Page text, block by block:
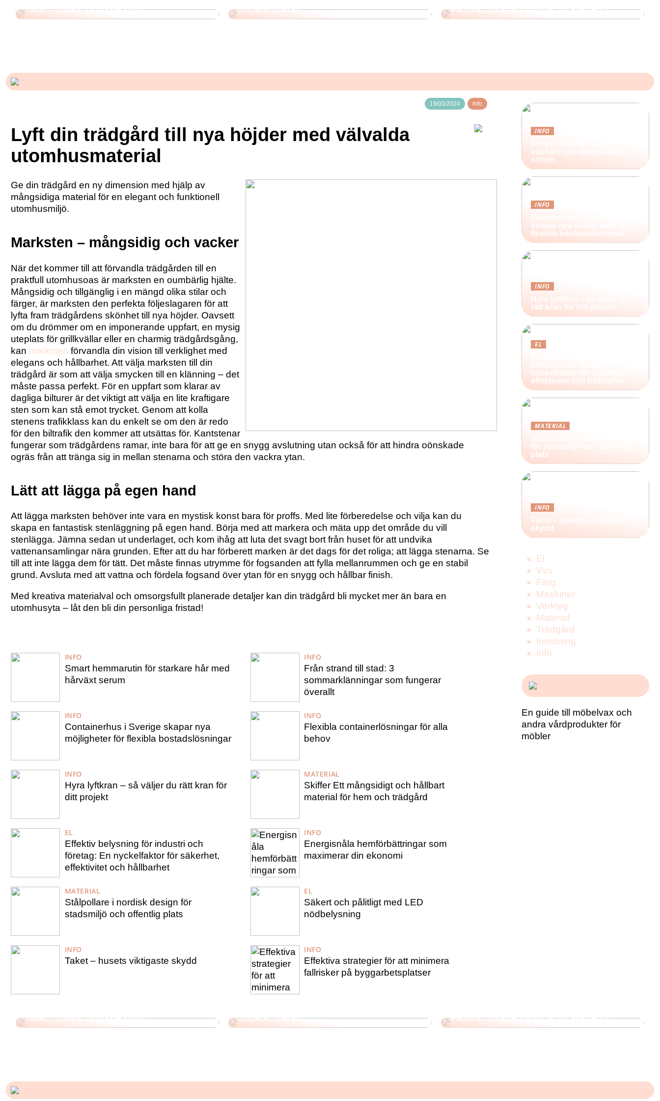
Taket – husets viktigaste skydd
fungerar överallt
Flexibla containerlösningar för alla behov
19/03/2024 Info
Lyft din trädgård till nya höjder med välvalda
utomhusmaterial
Ge din trädgård en ny dimension med hjälp av
mångsidiga material för en elegant och funktionell
utomhusmiljö.
Marksten – mångsidig och vacker
När det kommer till att förvandla trädgården till en
praktfull utomhusoas är marksten en oumbärlig hjälte.
Mångsidig och tillgänglig i en mängd olika stilar och
färger, är marksten den perfekta följeslagaren för att
lyfta fram trädgårdens skönhet till nya höjder. Oavsett
om du drömmer om en imponerande uppfart, en mysig
uteplats för grillkvällar eller en charmig trädgårdsgång,
kan marksten förvandla din vision till verklighet med
elegans och hållbarhet. Att välja marksten till din
trädgård är som att välja smycken till en klänning – det
måste passa perfekt. För en uppfart som klarar av
dagliga bilturer är det viktigt att välja en lite kraftigare
sten som kan stå emot trycket. Genom att kolla
stenens trafikklass kan du enkelt se om den är redo
för den biltrafik den kommer att utsättas för. Kantstenar
fungerar som trädgårdens ramar, inte bara för att ge en snygg avslutning utan också för att hindra oönskade
ogräs från att tränga sig in mellan stenarna och störa den vackra ytan.
Lätt att lägga på egen hand
Att lägga marksten behöver inte vara en mystisk konst bara för proffs. Med lite förberedelse och vilja kan du
skapa en fantastisk stenläggning på egen hand. Börja med att markera och mäta upp det område du vill
stenlägga. Jämna sedan ut underlaget, och kom ihåg att luta det svagt bort från huset för att undvika
vattenansamlingar nära grunden. Efter att du har förberett marken är det dags för det roliga; att lägga stenarna. Se
till att inte lägga dem för tätt. Det måste finnas utrymme för fogsanden att fylla mellanrummen och ge en stabil
grund. Avsluta med att vattna och fördela fogsand över ytan för en snygg och hållbar finish.
Med kreativa materialval och omsorgsfullt planerade detaljer kan din trädgård bli mycket mer än bara en
utomhusyta – låt den bli din personliga fristad!
INFO
Smart hemmarutin för starkare hår med
hårväxt serum
INFO
Containerhus i Sverige skapar nya
möjligheter för flexibla bostadslösningar
INFO
Hyra lyftkran – så väljer du rätt kran för
ditt projekt
EL
Effektiv belysning för industri och
företag: En nyckelfaktor för säkerhet,
effektivitet och hållbarhet
MATERIAL
Stålpollare i nordisk design för
stadsmiljö och offentlig plats
INFO
Taket – husets viktigaste skydd
INFO
Från strand till stad: 3
sommarklänningar som fungerar
överallt
INFO
Flexibla containerlösningar för alla
behov
MATERIAL
Skiffer Ett mångsidigt och hållbart
material för hem och trädgård
INFO
Energisnåla hemförbättringar som
maximerar din ekonomi
EL
Säkert och pålitligt med LED
nödbelysning
INFO
Effektiva strategier för att minimera
fallrisker på byggarbetsplatser
INFO
starkare hår med hårväxt
serum
INFO
skapar nya möjligheter för
flexibla bostadslösningar
INFO
Hyra lyftkran – så väljer du
rätt kran för ditt projekt
EL
nyckelfaktor för säkerhet,
effektivitet och hållbarhet
MATERIAL
för stadsmiljö och offentlig
plats
INFO
Taket – husets viktigaste
skydd
El
Vvs
Färg
Maskiner
Verktyg
Material
Trädgård
Inredning
Info
En guide till möbelvax och
andra vårdprodukter för
möbler
Taket – husets viktigaste skydd
fungerar överallt
Flexibla containerlösningar för alla behov